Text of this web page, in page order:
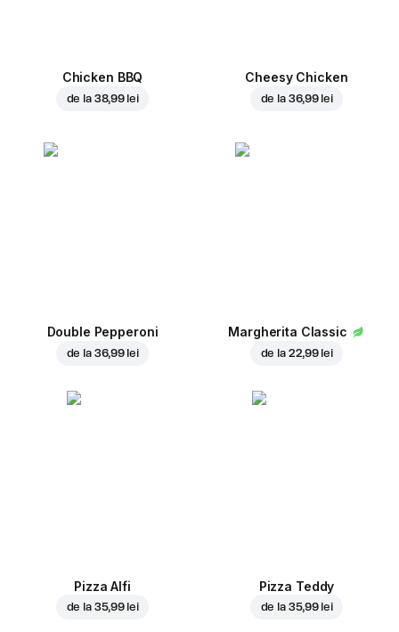
Chicken BBQ
de la 38,99 lei
Cheesy Chicken
de la 36,99 lei
Double Pepperoni
de la 36,99 lei
Margherita Classic
de la 22,99 lei
Pizza Alfi
de la 35,99 lei
Pizza Teddy
de la 35,99 lei